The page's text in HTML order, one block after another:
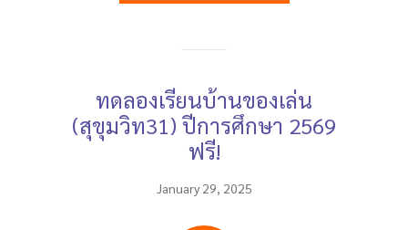
ทดลองเรียนบ้านของเล่น
(สุขุมวิท31) ปีการศึกษา 2569
ฟรี!
January 29, 2025